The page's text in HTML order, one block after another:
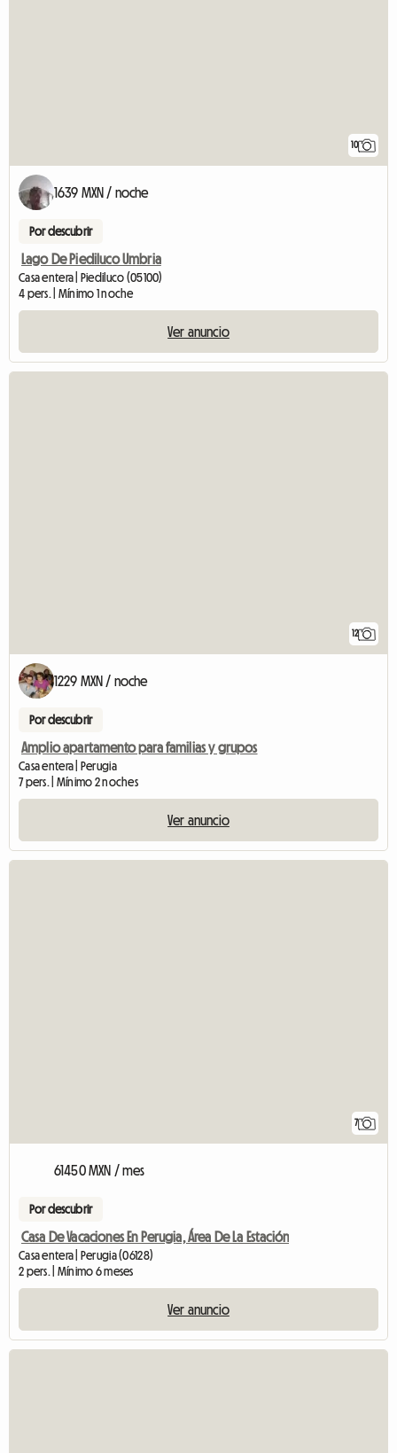
10
1639 MXN / noche
Por descubrir
Lago De Piediluco Umbria
Casa entera | Piediluco (05100)
4 pers. | Mínimo 1 noche
Ver anuncio
12
1229 MXN / noche
Por descubrir
Amplio apartamento para familias y grupos
Casa entera | Perugia
7 pers. | Mínimo 2 noches
Ver anuncio
7
61450 MXN / mes
Por descubrir
Casa De Vacaciones En Perugia, Área De La Estación
Casa entera | Perugia (06128)
2 pers. | Mínimo 6 meses
Ver anuncio